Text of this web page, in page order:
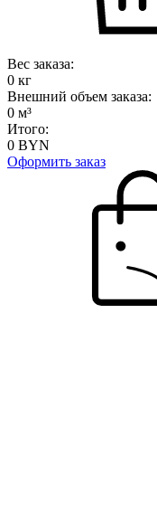
Вес заказа:
0 кг
Внешний объем заказа:
0 м³
Итого:
0 BYN
Оформить заказ